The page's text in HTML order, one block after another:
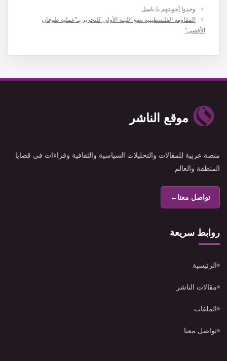
وجدوا أجوبتهم يا باسل
المقاومة الفلسطينية تضع اللبنة الأولى للتحرير بـ”عملية طوفان
الأقصى”
موقع الناشر
منصة عربية للمقالات والتحليلات السياسية والثقافية وقراءات في قضايا
المنطقة والعالم
تواصل معنا←
روابط سريعة
الرئيسية
مقالات الناشر
الملفات
تواصل معنا